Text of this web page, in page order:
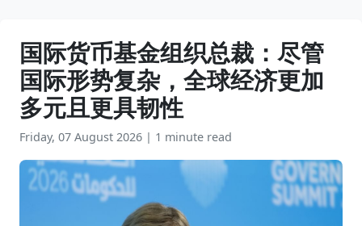
国际货币基金组织总裁：尽管
国际形势复杂，全球经济更加
多元且更具韧性
Friday, 07 August 2026 | 1 minute read